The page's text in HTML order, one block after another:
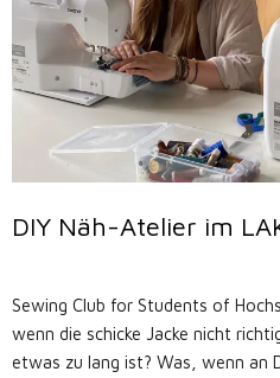
DIY Näh-Atelier im
Sewing Club for Students of
wenn die schicke Jacke nicht
etwas zu lang ist? Was, wenn an